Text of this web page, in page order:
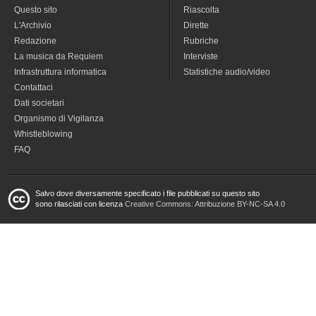
Questo sito
L'Archivio
Redazione
La musica da Requiem
Infrastruttura informatica
Contattaci
Dati societari
Organismo di Vigilanza
Whistleblowing
FAQ
Riascolta
Dirette
Rubriche
Interviste
Statistiche audio/video
Salvo dove diversamente specificato i file pubblicati su questo sito
sono rilasciati con licenza Creative Commons: Attribuzione BY-NC-SA 4.0